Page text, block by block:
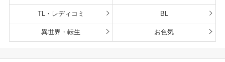
TL・レディコミ BL
異世界・転生 お色気